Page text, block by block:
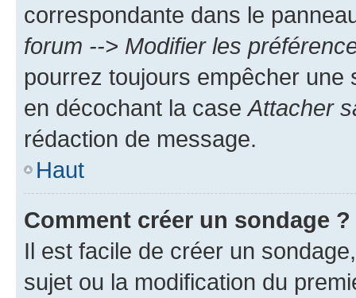
correspondante dans le
forum --> Modifier les
pourrez toujours empêcher une
en décochant la case Attacher
rédaction de message.
Haut
Comment créer un sondage ?
Il est facile de créer un
sujet ou la modification du